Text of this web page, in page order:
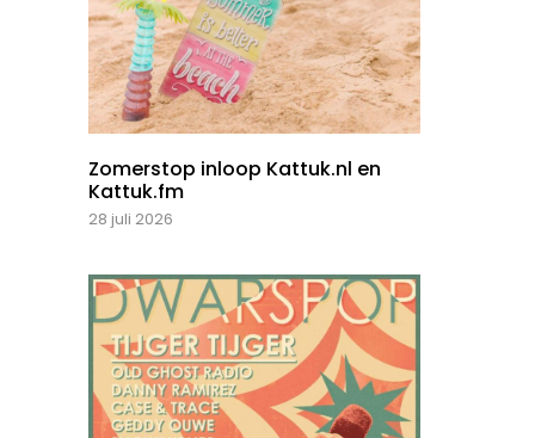
Zomerstop inloop Kattuk.nl en
Kattuk.fm
28 juli 2026